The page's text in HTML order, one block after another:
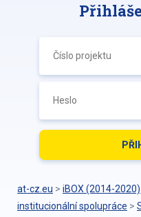
at-cz.eu > iBOX (2014-2020)
institucionální spolupráce >